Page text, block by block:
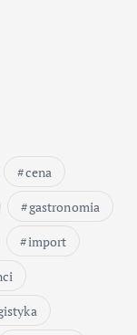
cena
gastronomia
import